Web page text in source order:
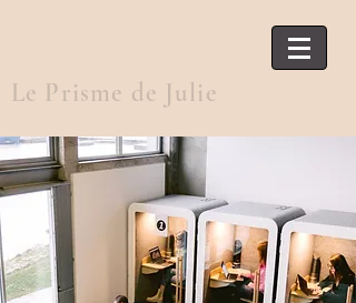
Le Prisme de Julie